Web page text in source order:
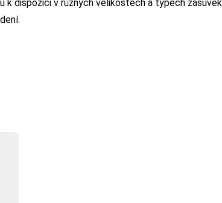
k dispozici v různých velikostech a typech zásuvek